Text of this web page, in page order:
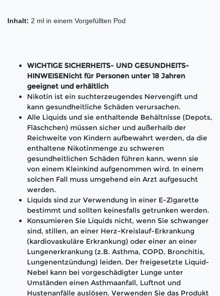
Inhalt: 2 ml in einem Vorgefüllten Pod
WICHTIGE SICHERHEITS- UND GESUNDHEITS-
HINWEISENicht für Personen unter 18 Jahren
geeignet und erhältlich
Nikotin ist ein suchterzeugendes Nervengift und
kann gesundheitliche Schäden verursachen.
Alle Liquids und sie enthaltende Behältnisse (Depots,
Fläschchen) müssen sicher und außerhalb der
Reichweite von Kindern aufbewahrt werden, da die
enthaltene Nikotinmenge zu schweren
gesundheitlichen Schäden führen kann, wenn sie
von einem Kleinkind aufgenommen wird. In einem
solchen Fall muss umgehend ein Arzt aufgesucht
werden.
Liquids sind zur Verwendung in einer E-Zigarette
bestimmt und sollten keinesfalls getrunken werden.
Konsumieren Sie Liquids nicht, wenn Sie schwanger
sind, stillen, an einer Herz-Kreislauf-Erkrankung
(kardiovaskuläre Erkrankung) oder einer an einer
Lungenerkrankung (z.B. Asthma, COPD, Bronchitis,
Lungenentzündung) leiden. Der freigesetzte Liquid-
Nebel kann bei vorgeschädigter Lunge unter
Umständen einen Asthmaanfall, Luftnot und
Hustenanfälle auslösen. Verwenden Sie das Produkt